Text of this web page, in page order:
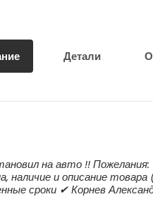
Детали
на авто !!
наличие и описание
сроки ✔ Корнев